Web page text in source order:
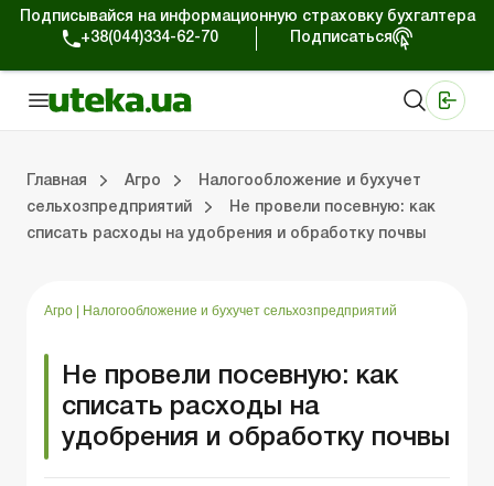
Подписывайся на информационную страховку бухгалтера
+38(044)334-62-70
Подписаться
Главная Агро
Налогообложение и бухучет
сельхозпредприятий
Не провели посевную: как
списать расходы на удобрения и обработку почвы
Агро Налогообложение и бухучет сельхозпредприятий
Не провели посевную: как
списать расходы на
удобрения и обработку почвы